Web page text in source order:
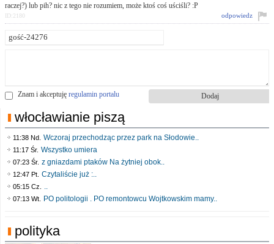
raczej?) lub pih? nic z tego nie rozumiem, może ktoś coś uściśli? :P
odpowiedz
ID:2180
Znam i akceptuję regulamin portalu
włocławianie piszą
11:38 Nd. Wczoraj przechodząc przez park na Słodowie..
11:17 Śr. Wszystko umiera
07:23 Śr. z gniazdami ptaków Na żytniej obok..
12:47 Pt. Czytaliście już :..
05:15 Cz. ..
07:13 Wt. PO politologii . PO remontowcu Wojtkowskim mamy..
polityka